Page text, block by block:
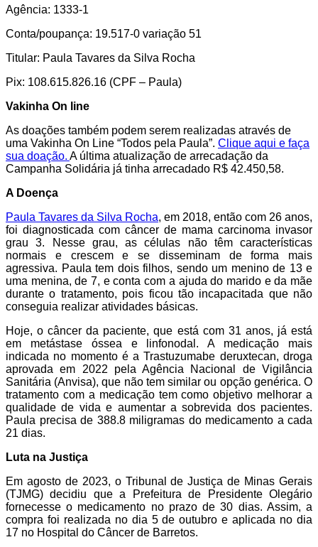
Agência: 1333-1
Conta/poupança: 19.517-0 variação 51
Titular: Paula Tavares da Silva Rocha
Pix: 108.615.826.16 (CPF – Paula)
Vakinha On line
As doações também podem serem realizadas através de
uma Vakinha On Line “Todos pela Paula”. Clique aqui e faça
sua doação. A última atualização de arrecadação da
Campanha Solidária já tinha arrecadado R$ 42.450,58.
A Doença
Paula Tavares da Silva Rocha, em 2018, então com 26 anos,
foi diagnosticada com câncer de mama carcinoma invasor
grau 3. Nesse grau, as células não têm características
normais e crescem e se disseminam de forma mais
agressiva. Paula tem dois filhos, sendo um menino de 13 e
uma menina, de 7, e conta com a ajuda do marido e da mãe
durante o tratamento, pois ficou tão incapacitada que não
conseguia realizar atividades básicas.
Hoje, o câncer da paciente, que está com 31 anos, já está
em metástase óssea e linfonodal. A medicação mais
indicada no momento é a Trastuzumabe deruxtecan, droga
aprovada em 2022 pela Agência Nacional de Vigilância
Sanitária (Anvisa), que não tem similar ou opção genérica. O
tratamento com a medicação tem como objetivo melhorar a
qualidade de vida e aumentar a sobrevida dos pacientes.
Paula precisa de 388.8 miligramas do medicamento a cada
21 dias.
Luta na Justiça
Em agosto de 2023, o Tribunal de Justiça de Minas Gerais
(TJMG) decidiu que a Prefeitura de Presidente Olegário
fornecesse o medicamento no prazo de 30 dias. Assim, a
compra foi realizada no dia 5 de outubro e aplicada no dia
17 no Hospital do Câncer de Barretos.